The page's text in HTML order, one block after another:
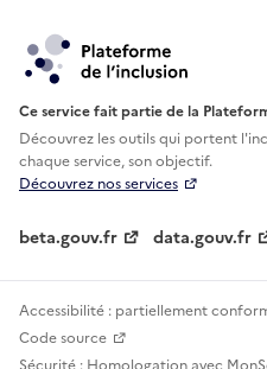
Ce service fait partie de la
Découvrez les outils qui portent
chaque service, son objectif.
Découvrez nos services
beta.gouv.fr data.gouv.fr
Accessibilité : partiellement
Code source